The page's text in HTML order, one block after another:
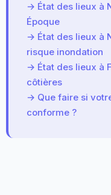
→ État des lieux à
Époque
→ État des lieux à
risque inondation
→ État des lieux à
côtières
→ Que faire si
conforme ?